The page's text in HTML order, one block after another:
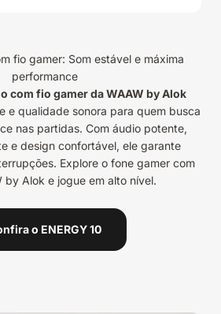
fio gamer: Som estável e máxima
performance
com fio gamer da WAAW by Alok
e qualidade sonora para quem busca
nas partidas. Com áudio potente,
e design confortável, ele garante
Explore o fone gamer com
by Alok e jogue em alto nível.
o ENERGY 10